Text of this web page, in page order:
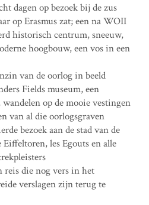
dagen op bezoek bij de zus
op Erasmus zat; een na WOII
historisch centrum, sneeuw,
hoogbouw, een vos in een
van de oorlog in beeld
Fields museum, een
op de mooie vestingen
van al die oorlogsgraven
bezoek aan de stad van de
les Egouts en alle
reis die nog vers in het
verslagen zijn terug te